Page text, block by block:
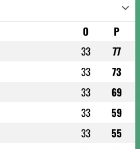
O P
33 77
33 73
33 69
33 59
33 55